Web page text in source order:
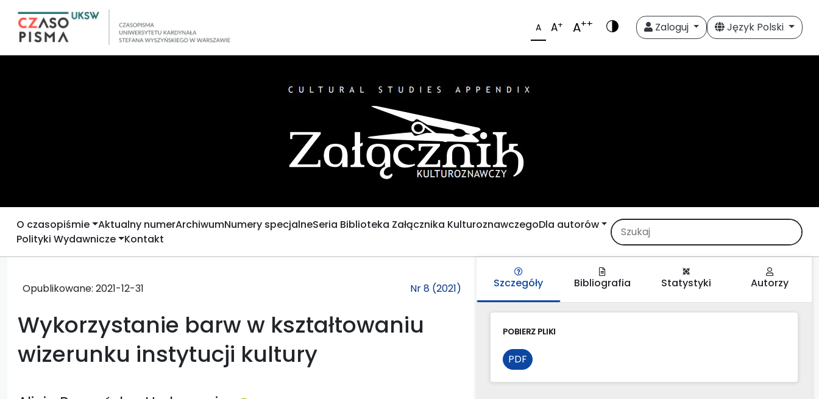
A A+ A++ Zaloguj Język Polski
O czasopiśmie Aktualny numerArchiwumNumery specjalneSeria Biblioteka Załącznika KulturoznawczegoDla autorów
Polityki Wydawnicze Kontakt
Opublikowane: 2021-12-31 Nr 8 (2021)
Wykorzystanie barw w kształtowaniu
wizerunku instytucji kultury
Szczegóły Bibliografia Statystyki Autorzy
POBIERZ PLIKI
PDF